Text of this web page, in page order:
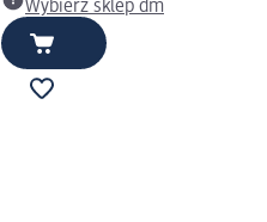
Wybierz sklep dm